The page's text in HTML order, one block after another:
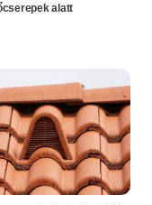
alatt